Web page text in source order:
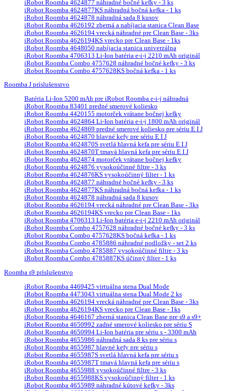
iRobot Roomba 4624877 náhradné bočné kefky - 3 ks
iRobot Roomba 4624877KS náhradná bočná kefka - 1 ks
iRobot Roomba 4624878 náhradná sada 8 kusov
iRobot Roomba 4626192 zberná a nabíjacia stanica Clean Base
iRobot Roomba 4626194 vrecká náhradné pre Clean Base - 3ks
iRobot Roomba 4626194KS vrecko pre Clean Base - 1ks
iRobot Roomba 4648050 nabíjacia stanica univerzálna
iRobot Roomba 4706313 Li-Ion batéria e-i-j 2210 mAh originál
iRobot Roomba Combo 4757628 náhradné bočné kefky - 3 ks
iRobot Roomba Combo 4757628KS bočná kefka - 1 ks
Roomba J príslušenstvo
Batéria Li-Ion 5200 mAh pre iRobot Roomba e-i-j náhradná
iRobot Roomba 83401 predné smerové koliesko
iRobot Roomba 4420155 motorček vrátane bočnej kefky
iRobot Roomba 4624864 Li-Ion batéria e-i-j 1800 mAh originál
iRobot Roomba 4624869 predné smerové koliesko pre sériu E I J
iRobot Roomba 4624870 hlavné kefy pre sériu E I J
iRobot Roomba 4624870S svetlá hlavná kefa pre sériu E I J
iRobot Roomba 4624870T tmavá hlavná kefa pre sériu E I J
iRobot Roomba 4624874 motorček vrátane bočnej kefky
iRobot Roomba 4624876 vysokoúčinné filtre - 3 ks
iRobot Roomba 4624876KS vysokoúčinný filter - 1 ks
iRobot Roomba 4624877 náhradné bočné kefky - 3 ks
iRobot Roomba 4624877KS náhradná bočná kefka - 1 ks
iRobot Roomba 4624878 náhradná sada 8 kusov
iRobot Roomba 4626194 vrecká náhradné pre Clean Base - 3ks
iRobot Roomba 4626194KS vrecko pre Clean Base - 1ks
iRobot Roomba 4706313 Li-Ion batéria e-i-j 2210 mAh originál
iRobot Roomba Combo 4757628 náhradné bočné kefky - 3 ks
iRobot Roomba Combo 4757628KS bočná kefka - 1 ks
iRobot Roomba Combo 4785886 náhradné podložky - set 2 ks
iRobot Roomba Combo 4785887 vysokoúčinné filtre - 3 ks
iRobot Roomba Combo 4785887KS účinný filter - 1 ks
Roomba s9 príslušenstvo
iRobot Roomba 4469425 virtuálna stena Dual Mode
iRobot Roomba 4473043 virtuálna stena Dual Mode 2 ks
iRobot Roomba 4626194 vrecká náhradné pre Clean Base - 3ks
iRobot Roomba 4626194KS vrecko pre Clean Base - 1ks
iRobot Roomba 4646167 zberná stanica Clean Base pre s9 a s9+
iRobot Roomba 4650992 zadné smerové koliesko pre sériu S
iRobot Roomba 4650994 Li-Ion batéria pre sériu s - 3300 mAh
iRobot Roomba 4655986 náhradná sada 8 ks pre sériu s
iRobot Roomba 4655987 hlavné kefy pre sériu s
iRobot Roomba 4655987S svetlá hlavná kefa pre sériu s
iRobot Roomba 4655987T tmavá hlavná kefa pre sériu s
iRobot Roomba 4655988 vysokoúčinné filtre - 3 ks
iRobot Roomba 4655988KS vysokoúčinný filter - 1 ks
iRobot Roomba 4655989 náhradné kútové kefky - 3ks